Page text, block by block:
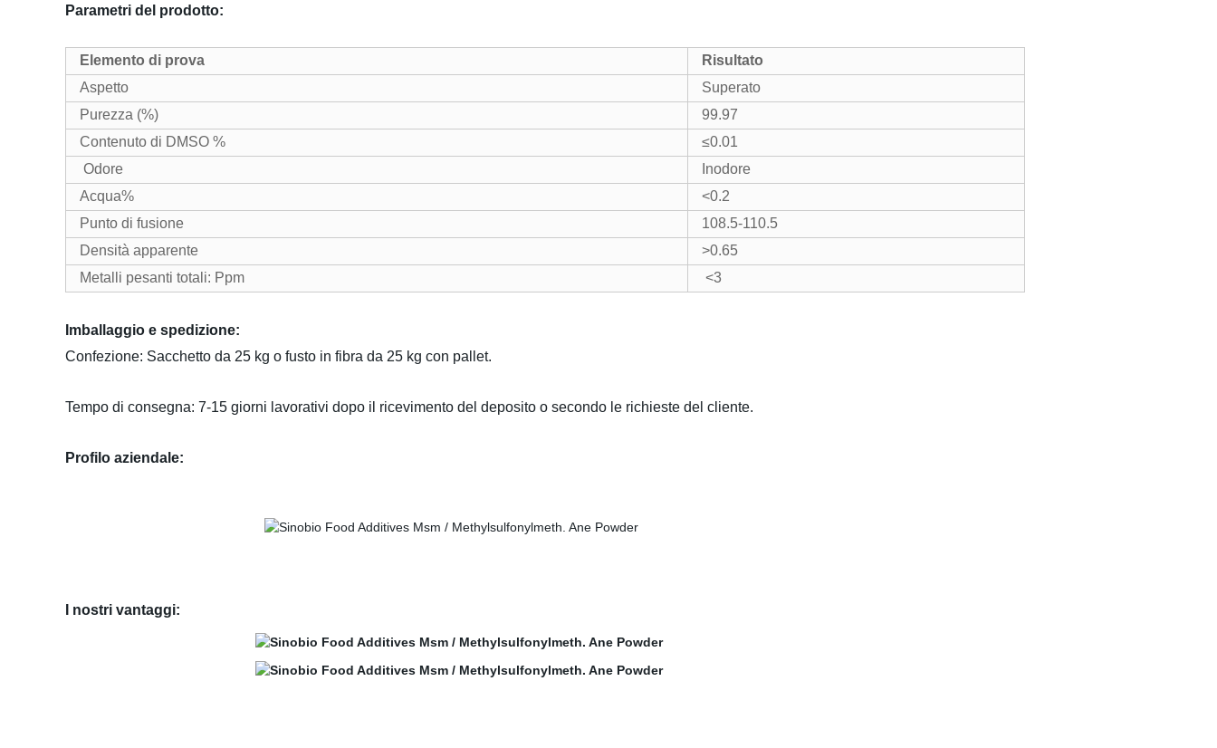
Parametri del prodotto:
Elemento di prova
Risultato
Aspetto
Superato
Purezza (%)
99.97
Contenuto di DMSO %
≤0.01
Odore
Inodore
Acqua%
<0.2
Punto di fusione
108.5-110.5
Densità apparente
>0.65
Metalli pesanti totali: Ppm
<3
Imballaggio e spedizione:
Confezione: Sacchetto da 25 kg o fusto in fibra da 25 kg con pallet.
Tempo di consegna: 7-15 giorni lavorativi dopo il ricevimento del deposito o secondo le richieste del cliente.
Profilo aziendale:
I nostri vantaggi: